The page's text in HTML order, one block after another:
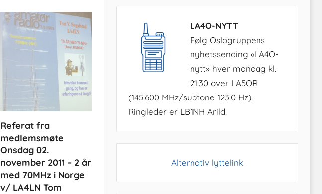
Referat fra
medlemsmøte
Onsdag 02.
november 2011 – 2 år
med 70MHz i Norge
v/ LA4LN Tom
LA4O-NYTT
Følg Oslogruppens
nyhetssending «LA4O-
nytt» hver mandag kl.
21.30 over LA5OR
(145.600 MHz/subtone 123.0 Hz).
Ringleder er LB1NH Arild.
Alternativ lyttelink